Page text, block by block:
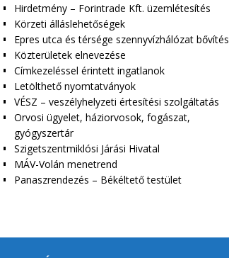
Hirdetmény – Forintrade Kft. üzemlétesítés
Körzeti álláslehetőségek
Epres utca és térsége szennyvízhálózat bővítés
Közterületek elnevezése
Címkezeléssel érintett ingatlanok
Letölthető nyomtatványok
VÉSZ – veszélyhelyzeti értesítési szolgáltatás
Orvosi ügyelet, háziorvosok, fogászat,
gyógyszertár
Szigetszentmiklósi Járási Hivatal
MÁV-Volán menetrend
Panaszrendezés – Békéltető testület